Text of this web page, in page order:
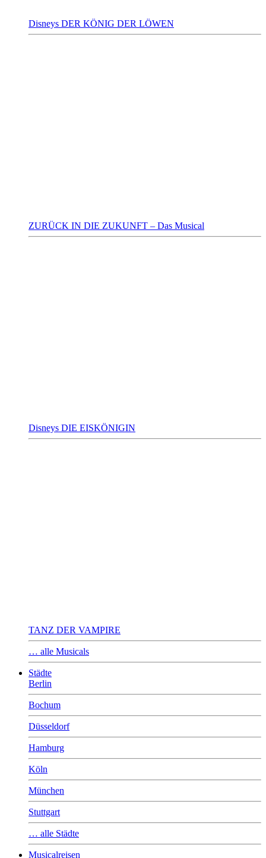
Disneys DER KÖNIG DER LÖWEN
ZURÜCK IN DIE ZUKUNFT – Das Musical
Disneys DIE EISKÖNIGIN
TANZ DER VAMPIRE
… alle Musicals
Städte
Berlin
Bochum
Düsseldorf
Hamburg
Köln
München
Stuttgart
… alle Städte
Musicalreisen